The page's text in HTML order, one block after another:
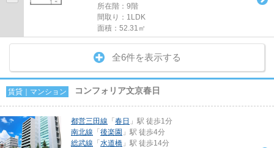
所在階：9階
間取り：1LDK
面積：52.31㎡
全6件を表示する
賃貸｜マンション コンフォリア文京春日
都営三田線 「 春日 」駅 徒歩1分
南北線 「 後楽園 」駅 徒歩4分
総武線 「 水道橋 」駅 徒歩14分